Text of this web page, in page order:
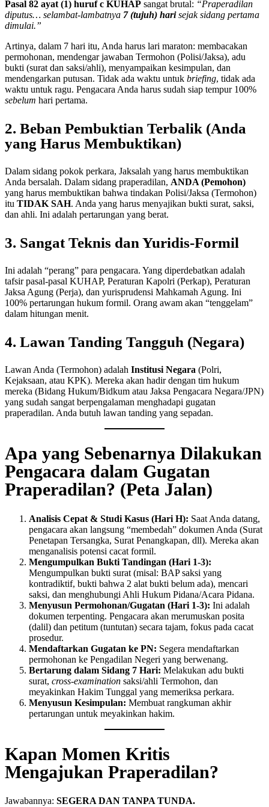
Pasal 82 ayat (1) huruf c KUHAP sangat brutal: “Praperadilan
diputus… selambat-lambatnya 7 (tujuh) harisejak sidang pertama
dimulai.”
Artinya, dalam 7 hari itu, Anda harus lari maraton: membacakan
permohonan, mendengar jawaban Termohon (Polisi/Jaksa), adu
bukti (surat dan saksi/ahli), menyampaikan kesimpulan, dan
mendengarkan putusan. Tidak ada waktu untuk briefing, tidak ada
waktu untuk ragu. Pengacara Anda harus sudah siap tempur 100%
sebelum hari pertama.
2. Beban Pembuktian Terbalik (Anda
yang Harus Membuktikan)
Dalam sidang pokok perkara, Jaksalah yang harus membuktikan
Anda bersalah. Dalam sidang praperadilan, ANDA (Pemohon)
yang harus membuktikan bahwa tindakan Polisi/Jaksa (Termohon)
itu TIDAK SAH. Anda yang harus menyajikan bukti surat, saksi,
dan ahli. Ini adalah pertarungan yang berat.
3. Sangat Teknis dan Yuridis-Formil
Ini adalah “perang” para pengacara. Yang diperdebatkan adalah
tafsir pasal-pasal KUHAP, Peraturan Kapolri (Perkap), Peraturan
Jaksa Agung (Perja), dan yurisprudensi Mahkamah Agung. Ini
100% pertarungan hukum formil. Orang awam akan “tenggelam”
dalam hitungan menit.
4. Lawan Tanding Tangguh (Negara)
Lawan Anda (Termohon) adalah Institusi Negara (Polri,
Kejaksaan, atau KPK). Mereka akan hadir dengan tim hukum
mereka (Bidang Hukum/Bidkum atau Jaksa Pengacara Negara/JPN)
yang sudah sangat berpengalaman menghadapi gugatan
praperadilan. Anda butuh lawan tanding yang sepadan.
Apa yang Sebenarnya Dilakukan
Pengacara dalam Gugatan
Praperadilan? (Peta Jalan)
Analisis Cepat & Studi Kasus (Hari H): Saat Anda datang,
pengacara akan langsung “membedah” dokumen Anda (Surat
Penetapan Tersangka, Surat Penangkapan, dll). Mereka akan
menganalisis potensi cacat formil.
Mengumpulkan Bukti Tandingan (Hari 1-3):
Mengumpulkan bukti surat (misal: BAP saksi yang
kontradiktif, bukti bahwa 2 alat bukti belum ada), mencari
saksi, dan menghubungi Ahli Hukum Pidana/Acara Pidana.
Menyusun Permohonan/Gugatan (Hari 1-3): Ini adalah
dokumen terpenting. Pengacara akan merumuskan posita
(dalil) dan petitum (tuntutan) secara tajam, fokus pada cacat
prosedur.
Mendaftarkan Gugatan ke PN: Segera mendaftarkan
permohonan ke Pengadilan Negeri yang berwenang.
Bertarung dalam Sidang 7 Hari: Melakukan adu bukti
surat, cross-examination saksi/ahli Termohon, dan
meyakinkan Hakim Tunggal yang memeriksa perkara.
Menyusun Kesimpulan: Membuat rangkuman akhir
pertarungan untuk meyakinkan hakim.
Kapan Momen Kritis
Mengajukan Praperadilan?
Jawabannya: SEGERA DAN TANPA TUNDA.